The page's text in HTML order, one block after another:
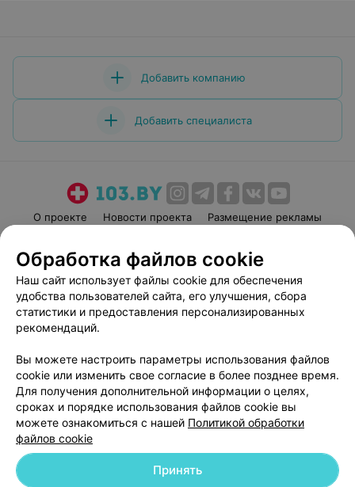
Добавить компанию
Добавить специалиста
О проекте Новости проекта
Размещение рекламы
Пользовательское соглашение
Способы оплаты
Вакансии
Партнеры
Написать руководителю 103.by
Обработка персональных данных
© 2026 ООО «Артокс Лаб», УНП 191700409 | 220012, Республика Беларусь,
Обработка файлов cookie
Наш сайт использует файлы cookie для обеспечения
удобства пользователей сайта, его улучшения, сбора
статистики и предоставления персонализированных
рекомендаций.
Вы можете настроить параметры использования файлов
cookie или изменить свое согласие в более позднее время.
Для получения дополнительной информации о целях,
сроках и порядке использования файлов cookie вы
можете ознакомиться с нашей Политикой обработки
файлов cookie
Принять